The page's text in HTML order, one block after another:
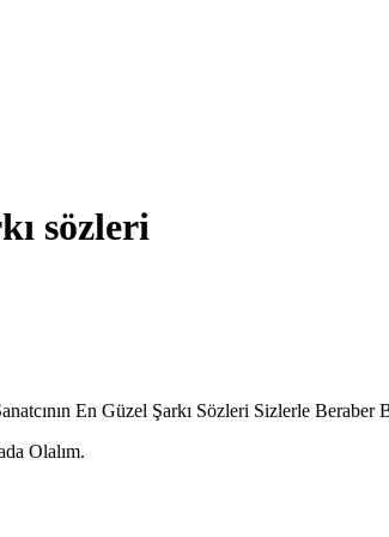
sözleri
En Güzel Şarkı Sözleri Sizlerle Beraber
Olalım.